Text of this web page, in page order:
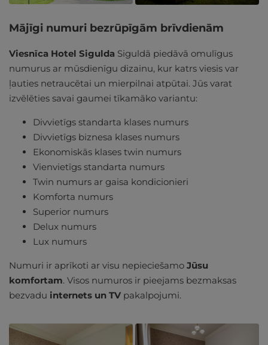
Mājīgi numuri bezrūpīgām brīvdienām
Viesnīca Hotel Sigulda Siguldā piedāvā omulīgus
numurus ar mūsdienīgu dizainu, kur katrs viesis var
ļauties netraucētai un mierpilnai atpūtai. Jūs varat
izvēlēties savai gaumei tīkamāko variantu:
Divvietīgs standarta klases numurs
Divvietīgs biznesa klases numurs
Ekonomiskās klases twin numurs
Vienvietīgs standarta numurs
Twin numurs ar gaisa kondicionieri
Komforta numurs
Superior numurs
Delux numurs
Lux numurs
Numuri ir aprīkoti ar visu nepieciešamo Jūsu
komfortam. Visos numuros ir pieejams bezmaksas
bezvadu internets un TV pakalpojumi.